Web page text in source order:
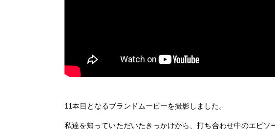
11本目となるブランドムービーを撮影しました。
私達を知っていただいたきっかけから、打ち合わせ中のエピ